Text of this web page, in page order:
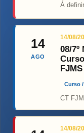
Á
14
AGO
14/08/
08/
Curso
CT
14/08/